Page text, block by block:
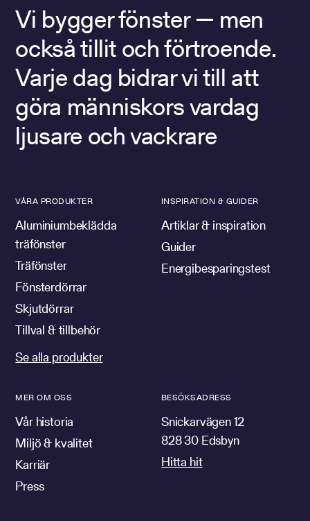
Vi bygger fönster — men
också tillit och förtroende.
Varje dag bidrar vi till att
göra människors vardag
ljusare och vackrare
VÅRA PRODUKTER
Aluminiumbeklädda
träfönster
Träfönster
Fönsterdörrar
Skjutdörrar
Tillval & tillbehör
Se alla produkter
INSPIRATION & GUIDER
Artiklar & inspiration
Guider
Energibesparingstest
MER OM OSS
Vår historia
Miljö & kvalitet
Karriär
Press
BESÖKSADRESS
Snickarvägen 12
828 30 Edsbyn
Hitta hit